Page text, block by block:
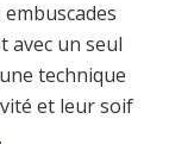
avec un seul
technique
et leur soif
.